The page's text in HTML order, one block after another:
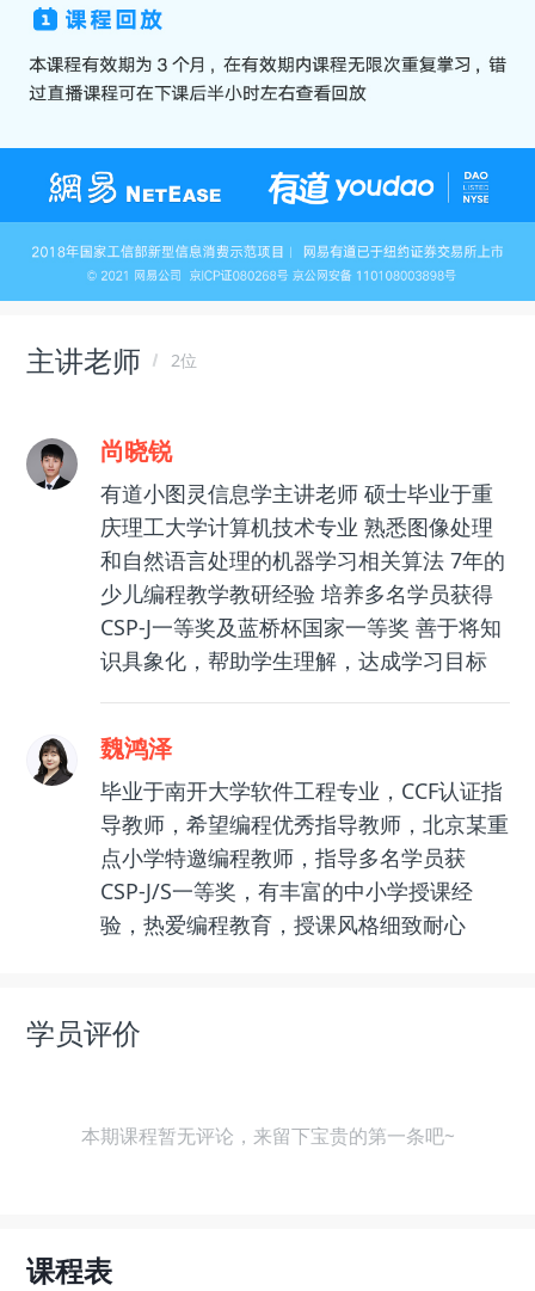
主讲老师 2位
尚晓锐
有道小图灵信息学主讲老师 硕士毕业于重
庆理工大学计算机技术专业 熟悉图像处理
和自然语言处理的机器学习相关算法 7年的
少儿编程教学教研经验 培养多名学员获得
CSP-J一等奖及蓝桥杯国家一等奖 善于将知
识具象化，帮助学生理解，达成学习目标
魏鸿泽
毕业于南开大学软件工程专业，CCF认证指
导教师，希望编程优秀指导教师，北京某重
点小学特邀编程教师，指导多名学员获
CSP-J/S一等奖，有丰富的中小学授课经
验，热爱编程教育，授课风格细致耐心
学员评价
本期课程暂无评论，来留下宝贵的第一条吧~
课程表